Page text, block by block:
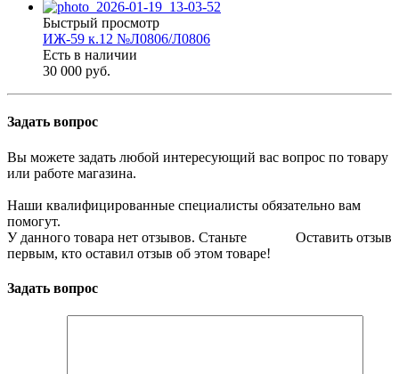
Быстрый просмотр
ИЖ-59 к.12 №Л0806/Л0806
Есть в наличии
30 000 руб.
Задать вопрос
Вы можете задать любой интересующий вас вопрос по товару
или работе магазина.
Наши квалифицированные специалисты обязательно вам
помогут.
Оставить отзыв
У данного товара нет отзывов. Станьте
первым, кто оставил отзыв об этом товаре!
Задать вопрос